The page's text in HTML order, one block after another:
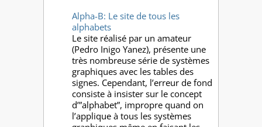
Alpha-B: Le site de tous les
alphabets
Le site réalisé par un amateur
(Pedro Inigo Yanez), présente une
très nombreuse série de systèmes
graphiques avec les tables des
signes. Cependant, l’erreur de fond
consiste à insister sur le concept
d’”alphabet”, impropre quand on
l’applique à tous les systèmes